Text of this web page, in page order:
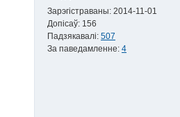
Зарэгістраваны: 2014-11-01
Допісаў: 156
Падзякавалі: 507
За паведамленне: 4